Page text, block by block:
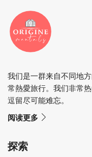
我们是一群来自不同地
常熱愛旅行。我们非常
逗留尽可能难忘。
阅读更多
探索